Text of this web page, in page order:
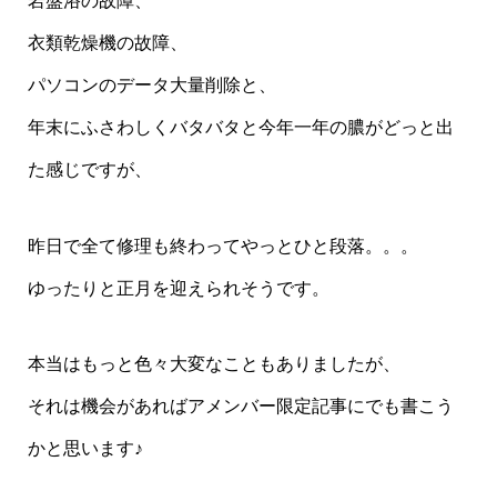
衣類乾燥機の故障、
パソコンのデータ大量削除と、
年末にふさわしくバタバタと今年一年の膿がどっと出
た感じですが、
昨日で全て修理も終わってやっとひと段落。。。
ゆったりと正月を迎えられそうです。
本当はもっと色々大変なこともありましたが、
それは機会があればアメンバー限定記事にでも書こう
かと思います♪